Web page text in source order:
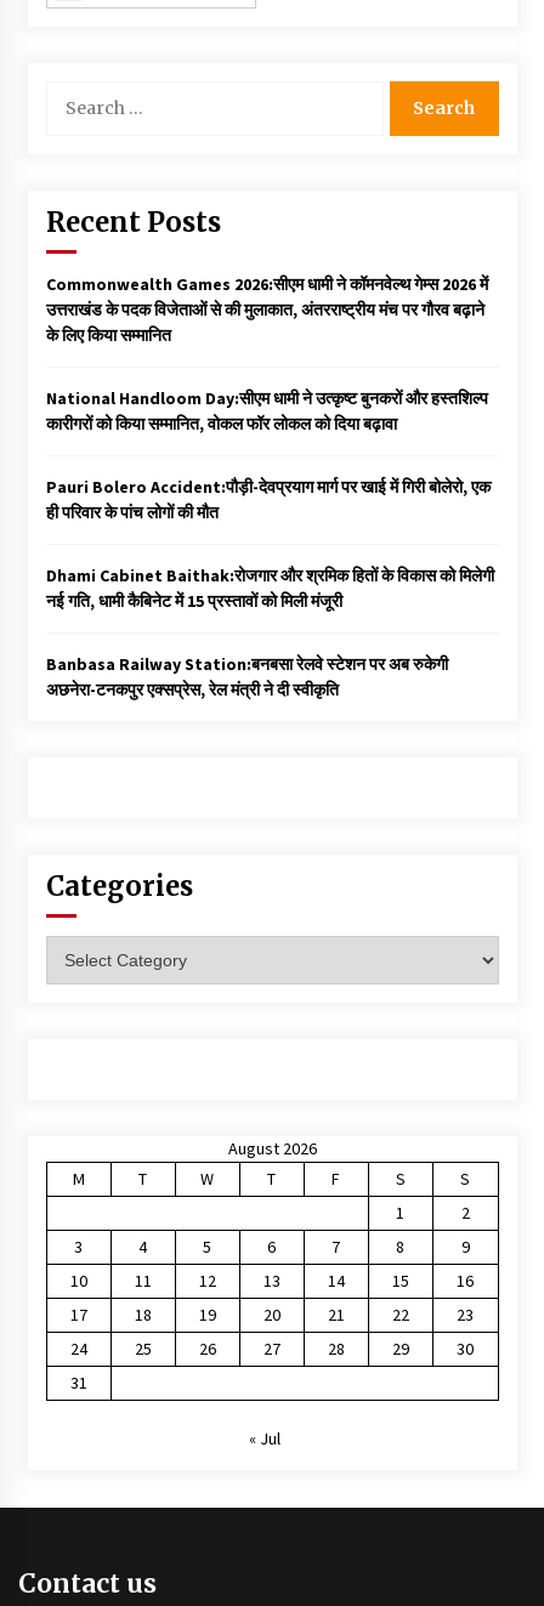
for:
Recent Posts
Commonwealth Games 2026:सीएम धामी ने कॉमनवेल्थ गेम्स 2026 में
उत्तराखंड के पदक विजेताओं से की मुलाकात, अंतरराष्ट्रीय मंच पर गौरव बढ़ाने
के लिए किया सम्मानित
National Handloom Day:सीएम धामी ने उत्कृष्ट बुनकरों और हस्तशिल्प
कारीगरों को किया सम्मानित, वोकल फॉर लोकल को दिया बढ़ावा
Pauri Bolero Accident:पौड़ी-देवप्रयाग मार्ग पर खाई में गिरी बोलेरो, एक
ही परिवार के पांच लोगों की मौत
Dhami Cabinet Baithak:रोजगार और श्रमिक हितों के विकास को मिलेगी
नई गति, धामी कैबिनेट में 15 प्रस्तावों को मिली मंजूरी
Banbasa Railway Station:बनबसा रेलवे स्टेशन पर अब रुकेगी
अछनेरा-टनकपुर एक्सप्रेस, रेल मंत्री ने दी स्वीकृति
Categories
August 2026
M
T W T F S
S
1
2
3
4 5 6 7 8
9
10
11 12 13 14 15
16
17
18 19 20 21 22
23
24
25 26 27 28 29
30
31
« Jul
Contact us